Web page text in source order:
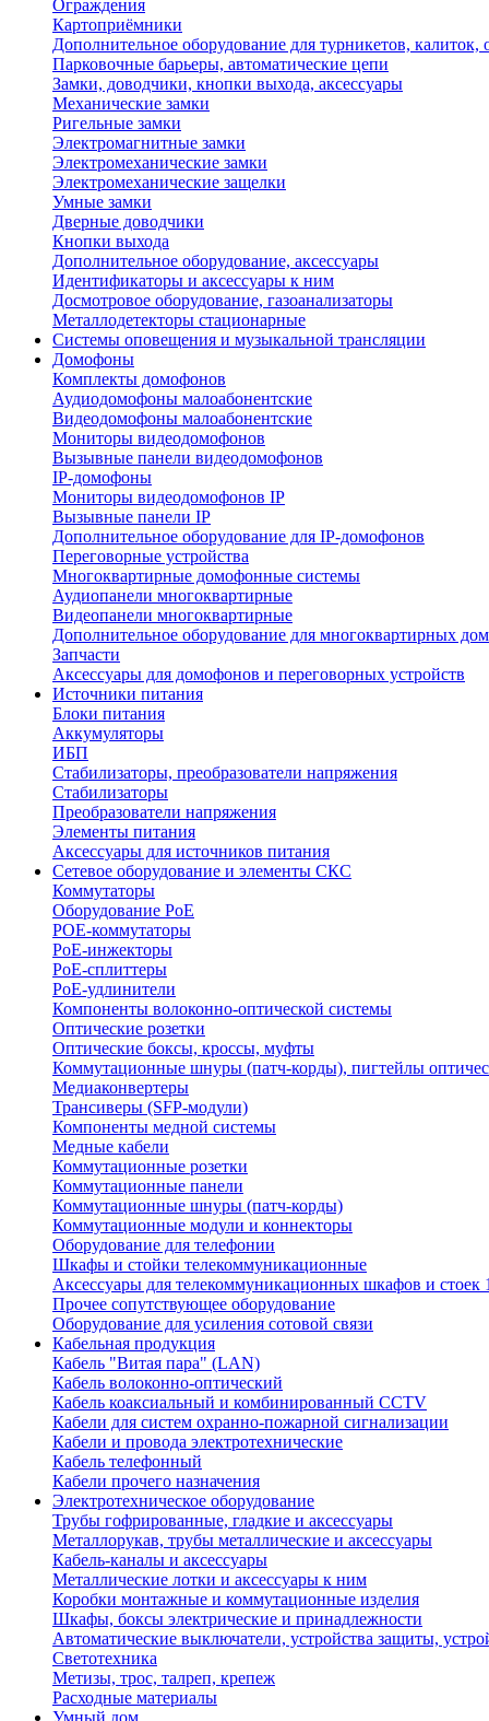
Ограждения
Картоприёмники
Дополнительное оборудование для турникетов, калиток,
Парковочные барьеры, автоматические цепи
Замки, доводчики, кнопки выхода, аксессуары
Механические замки
Ригельные замки
Электромагнитные замки
Электромеханические замки
Электромеханические защелки
Умные замки
Дверные доводчики
Кнопки выхода
Дополнительное оборудование, аксессуары
Идентификаторы и аксессуары к ним
Досмотровое оборудование, газоанализаторы
Металлодетекторы стационарные
Системы оповещения и музыкальной трансляции
Домофоны
Комплекты домофонов
Аудиодомофоны малоабонентские
Видеодомофоны малоабонентские
Мониторы видеодомофонов
Вызывные панели видеодомофонов
IP-домофоны
Мониторы видеодомофонов IP
Вызывные панели IP
Дополнительное оборудование для IP-домофонов
Переговорные устройства
Многоквартирные домофонные системы
Аудиопанели многоквартирные
Видеопанели многоквартирные
Дополнительное оборудование для многоквартирных
Запчасти
Аксессуары для домофонов и переговорных устройств
Источники питания
Блоки питания
Аккумуляторы
ИБП
Стабилизаторы, преобразователи напряжения
Стабилизаторы
Преобразователи напряжения
Элементы питания
Аксессуары для источников питания
Сетевое оборудование и элементы СКС
Коммутаторы
Оборудование PoE
POE-коммутаторы
PoE-инжекторы
PoE-сплиттеры
PoE-удлинители
Компоненты волоконно-оптической системы
Оптические розетки
Оптические боксы, кроссы, муфты
Коммутационные шнуры (патч-корды), пигтейлы
Медиаконвертеры
Трансиверы (SFP-модули)
Компоненты медной системы
Медные кабели
Коммутационные розетки
Коммутационные панели
Коммутационные шнуры (патч-корды)
Коммутационные модули и коннекторы
Оборудование для телефонии
Шкафы и стойки телекоммуникационные
Аксессуары для телекоммуникационных шкафов и стоек
Прочее сопутствующее оборудование
Оборудование для усиления сотовой связи
Кабельная продукция
Кабель "Витая пара" (LAN)
Кабель волоконно-оптический
Кабель коаксиальный и комбинированный CCTV
Кабели для систем охранно-пожарной сигнализации
Кабели и провода электротехнические
Кабель телефонный
Кабели прочего назначения
Электротехническое оборудование
Трубы гофрированные, гладкие и аксессуары
Металлорукав, трубы металлические и аксессуары
Кабель-каналы и аксессуары
Металлические лотки и аксессуары к ним
Коробки монтажные и коммутационные изделия
Шкафы, боксы электрические и принадлежности
Автоматические выключатели, устройства защиты,
Светотехника
Метизы, трос, талреп, крепеж
Расходные материалы
Умный дом